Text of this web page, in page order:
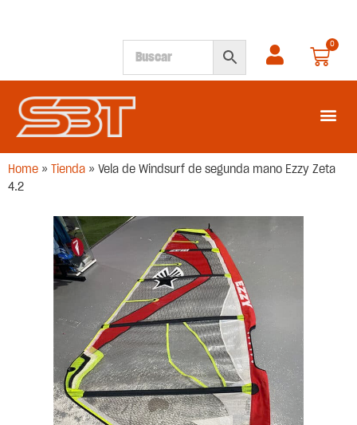
0
Home » Tienda » Vela de Windsurf de segunda mano Ezzy Zeta
4.2